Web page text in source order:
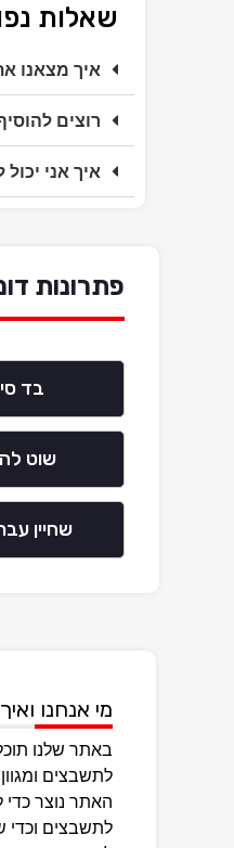
שאלות
איך מצאנו
רוצים
איך אני
פתרונות
בד
שוט
שחיין
מי אנחנו
באתר שלנו
לתשבצים
האתר נוצר כדי
לתשבצים וכדי